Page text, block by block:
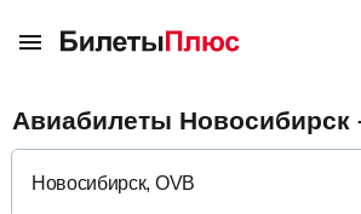
Авиабилеты Новосибирск